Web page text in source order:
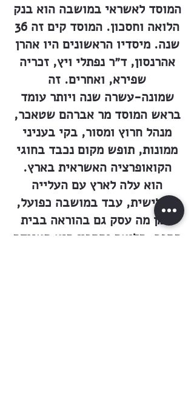
המוסד לאשראי במושבה הוא בנק
הלואה וחסכון. המוסד קים זה 36
שנה. מיסדיו הראשונים היו אהרן
אהרנסון, ד״ר נפתלי ויץ, זכריה
שפירא, ואחרים. זה
שמונה-עשרה שנה ויותר עומד
בראש המוסד מר אברהם שטאכר,
מנהל חרוץ ומסור, בקי בעניני
ממונות, תופש מקום נכבד בחוגי
הקואופרציה האשראית בארץ.
הוא עלה לארץ עם העלייה
השלישית, עבד במושבה כפועל,
וזמן מה עסק גם בהוראה בבית
הספר. הלואה וחסכון היא האגודה